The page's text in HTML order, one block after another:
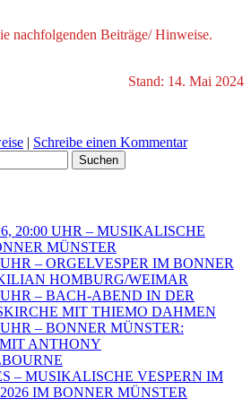
nachfolgenden Beiträge/ Hinweise.
Stand: 14. Mai 2024
| Schreibe einen Kommentar
20:00 UHR – MUSIKALISCHE
MÜNSTER
UHR – ORGELVESPER IM BONNER
HOMBURG/WEIMAR
UHR – BACH-ABEND IN DER
MIT THIEMO DAHMEN
UHR – BONNER MÜNSTER:
ANTHONY
– MUSIKALISCHE VESPERN IM
IM BONNER MÜNSTER